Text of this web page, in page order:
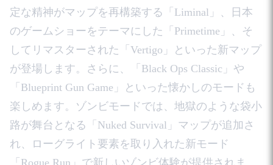
定な精神がマップを再構築する「Liminal」、日本
のゲームショーをテーマにした「Primetime」、そ
してリマスターされた「Vertigo」といった新マップ
が登場します。さらに、「Black Ops Classic」や
「Blueprint Gun Game」といった懐かしのモードも
楽しめます。ゾンビモードでは、地獄のような袋小
路が舞台となる「Nuked Survival」マップが追加さ
れ、ローグライト要素を取り入れた新モード
「Rogue Run」で新しいゾンビ体験が提供されま